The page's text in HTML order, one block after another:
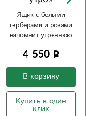
улыбка»
Хризантемы в
корзине с зеленью
3 800
В корзину